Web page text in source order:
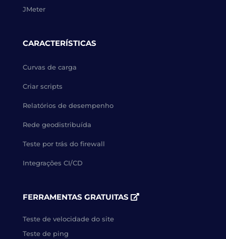
JMeter
CARACTERÍSTICAS
Curvas de carga
Criar scripts
Relatórios de desempenho
Rede geodistribuída
Teste por trás do firewall
Integrações CI/CD
FERRAMENTAS GRATUITAS
Teste de velocidade do site
Teste de ping